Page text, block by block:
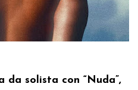
da solista con “Nuda”,